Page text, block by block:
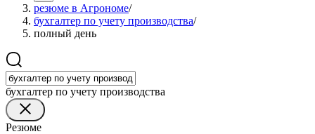
резюме в Агрономе/
бухгалтер по учету производства/
полный день
бухгалтер по учету производства
Резюме